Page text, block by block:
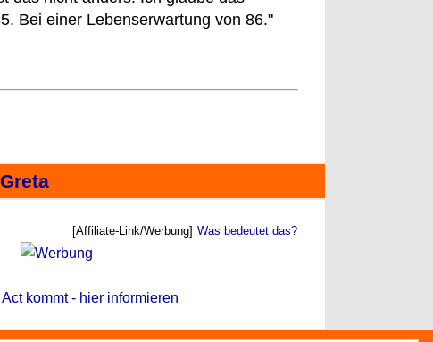
Bei einer Lebenserwartung von 86."
[Affiliate-Link/Werbung] Was bedeutet das?
kommt - hier informieren